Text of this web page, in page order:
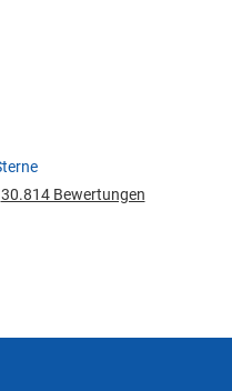
30.814 Bewertungen